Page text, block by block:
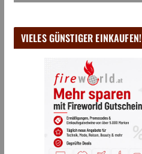
VIELES GÜNSTIGER EINKAUFEN!